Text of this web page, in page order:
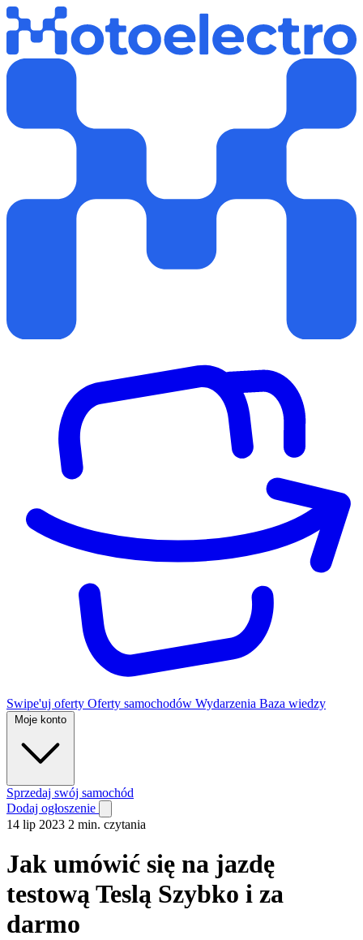
Swipe'uj oferty Oferty samochodów Wydarzenia Baza wiedzy
Moje konto
Sprzedaj swój samochód
Dodaj ogłoszenie
14 lip 2023 2 min. czytania
Jak umówić się na jazdę
testową Teslą Szybko i za
darmo